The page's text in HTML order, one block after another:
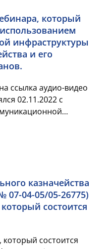
который
использованием
инфраструктуры
и его
ссылка аудио-видео
02.11.2022 с
казначейства
07-04-05/05-26775)
состоится
состоится